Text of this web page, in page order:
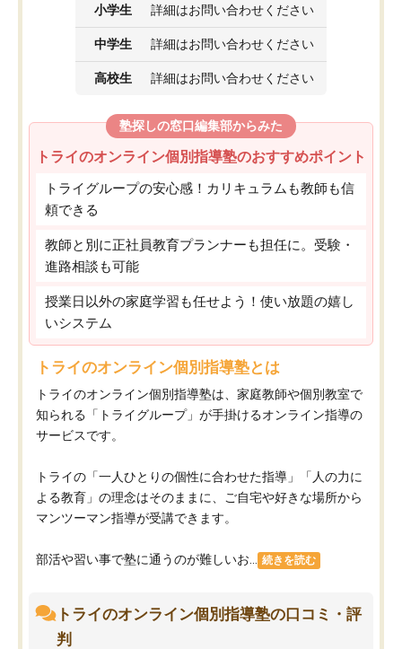
小学生 詳細はお問い合わせください
中学生 詳細はお問い合わせください
高校生 詳細はお問い合わせください
塾探しの窓口編集部からみた
トライのオンライン個別指導塾のおすすめポイント
トライグループの安心感！カリキュラムも教師も信
頼できる
教師と別に正社員教育プランナーも担任に。受験・
進路相談も可能
授業日以外の家庭学習も任せよう！使い放題の嬉し
いシステム
トライのオンライン個別指導塾とは
トライのオンライン個別指導塾は、家庭教師や個別教室で
知られる「トライグループ」が手掛けるオンライン指導の
サービスです。
トライの「一人ひとりの個性に合わせた指導」「人の力に
よる教育」の理念はそのままに、ご自宅や好きな場所から
マンツーマン指導が受講できます。
部活や習い事で塾に通うのが難しいお... 続きを読む
トライのオンライン個別指導塾の口コミ・評
判